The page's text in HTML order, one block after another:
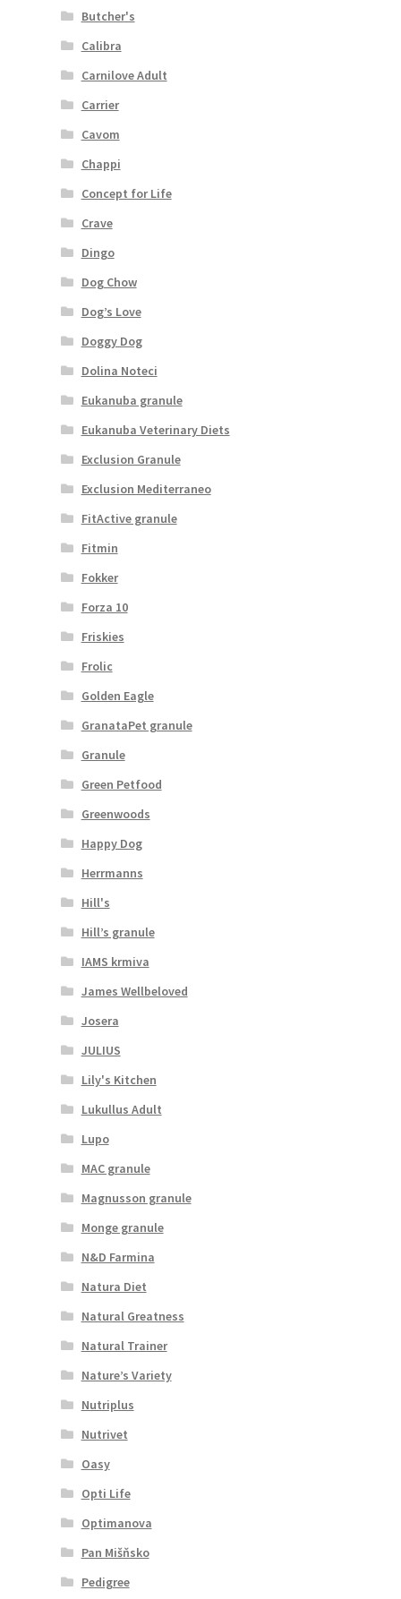
Butcher's
Calibra
Carnilove Adult
Carrier
Cavom
Chappi
Concept for Life
Crave
Dingo
Dog Chow
Dog’s Love
Doggy Dog
Dolina Noteci
Eukanuba granule
Eukanuba Veterinary Diets
Exclusion Granule
Exclusion Mediterraneo
FitActive granule
Fitmin
Fokker
Forza 10
Friskies
Frolic
Golden Eagle
GranataPet granule
Granule
Green Petfood
Greenwoods
Happy Dog
Herrmanns
Hill's
Hill’s granule
IAMS krmiva
James Wellbeloved
Josera
JULIUS
Lily's Kitchen
Lukullus Adult
Lupo
MAC granule
Magnusson granule
Monge granule
N&D Farmina
Natura Diet
Natural Greatness
Natural Trainer
Nature’s Variety
Nutriplus
Nutrivet
Oasy
Opti Life
Optimanova
Pan Mišňsko
Pedigree